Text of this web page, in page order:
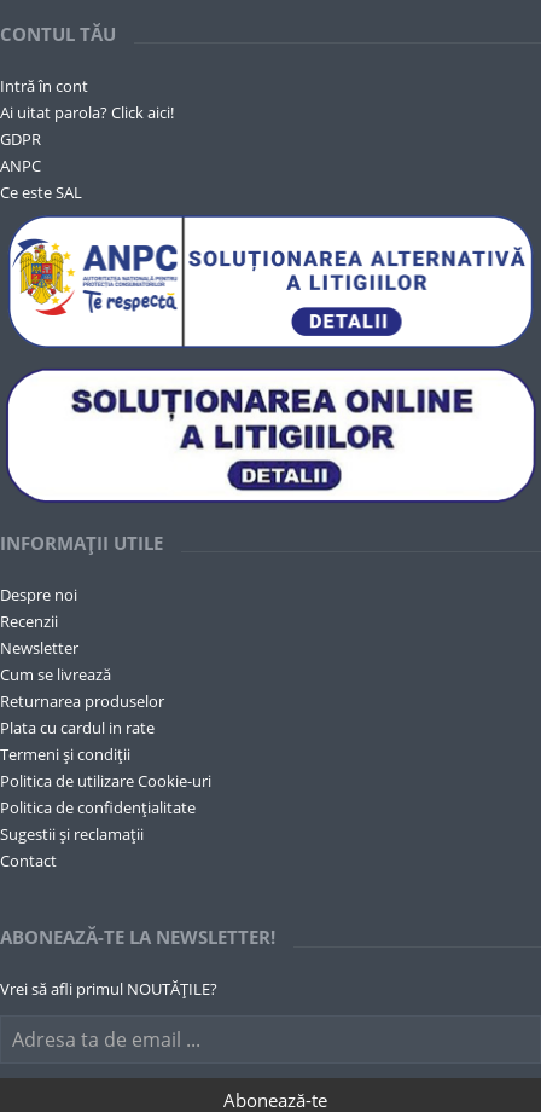
CONTUL TĂU
Intră în cont
Ai uitat parola? Click aici!
GDPR
ANPC
Ce este SAL
INFORMAȚII UTILE
Despre noi
Recenzii
Newsletter
Cum se livrează
Returnarea produselor
Plata cu cardul in rate
Termeni și condiții
Politica de utilizare Cookie-uri
Politica de confidențialitate
Sugestii și reclamații
Contact
ABONEAZĂ-TE LA NEWSLETTER!
Vrei să afli primul NOUTĂȚILE?